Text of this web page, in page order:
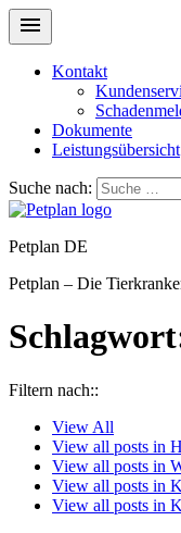
Kontakt
Dokumente
Leistungsübersicht
Suche nach:
Petplan DE
Petplan – Die
Filtern nach::
View All
View all posts in
View all posts in
View all posts in
View all posts in